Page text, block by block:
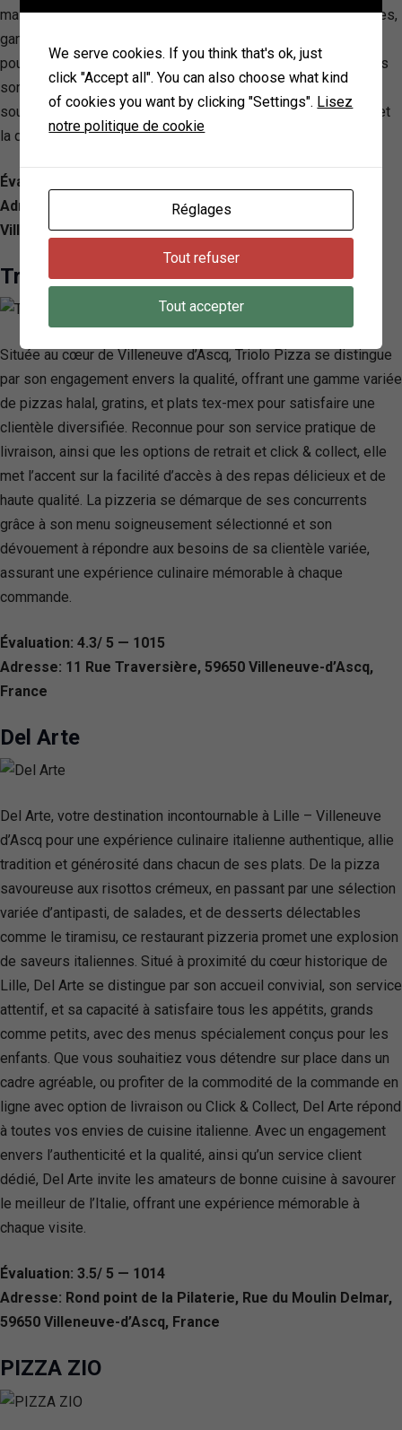
mais aussi par un service attentif aux règles sanitaires strictes,
garantissant ainsi une expérience à la fois délicieuse et sûre
pour ses clients. En choisissant Rosso & Bianco, les convives
sont invités à découvrir des saveurs authentiques tout en
soutenant une entreprise qui place la santé, l’environnement et
la qualité au cœur de sa mission.
Évaluation: 4.2/ 5 — 1037
Adresse: 4 Rue du Président Paul Doumer, 59650
Villeneuve-d’Ascq, France
Triolo Pizza
Située au cœur de Villeneuve d’Ascq, Triolo Pizza se distingue
par son engagement envers la qualité, offrant une gamme variée
de pizzas halal, gratins, et plats tex-mex pour satisfaire une
clientèle diversifiée. Reconnue pour son service pratique de
livraison, ainsi que les options de retrait et click & collect, elle
met l’accent sur la facilité d’accès à des repas délicieux et de
haute qualité. La pizzeria se démarque de ses concurrents
grâce à son menu soigneusement sélectionné et son
dévouement à répondre aux besoins de sa clientèle variée,
assurant une expérience culinaire mémorable à chaque
commande.
Évaluation: 4.3/ 5 — 1015
Adresse: 11 Rue Traversière, 59650 Villeneuve-d’Ascq,
France
Del Arte
Del Arte, votre destination incontournable à Lille – Villeneuve
d’Ascq pour une expérience culinaire italienne authentique, allie
tradition et générosité dans chacun de ses plats. De la pizza
savoureuse aux risottos crémeux, en passant par une sélection
variée d’antipasti, de salades, et de desserts délectables
comme le tiramisu, ce restaurant pizzeria promet une explosion
de saveurs italiennes. Situé à proximité du cœur historique de
Lille, Del Arte se distingue par son accueil convivial, son service
attentif, et sa capacité à satisfaire tous les appétits, grands
comme petits, avec des menus spécialement conçus pour les
enfants. Que vous souhaitiez vous détendre sur place dans un
cadre agréable, ou profiter de la commodité de la commande en
ligne avec option de livraison ou Click & Collect, Del Arte répond
à toutes vos envies de cuisine italienne. Avec un engagement
envers l’authenticité et la qualité, ainsi qu’un service client
dédié, Del Arte invite les amateurs de bonne cuisine à savourer
le meilleur de l’Italie, offrant une expérience mémorable à
chaque visite.
Évaluation: 3.5/ 5 — 1014
Adresse: Rond point de la Pilaterie, Rue du Moulin Delmar,
59650 Villeneuve-d’Ascq, France
PIZZA ZIO
We serve cookies. If you think that's ok, just
click "Accept all". You can also choose what kind
of cookies you want by clicking "Settings". Lisez
notre politique de cookie
Réglages
Tout refuser
Tout accepter